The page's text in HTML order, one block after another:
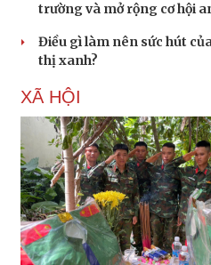
trường và mở rộng cơ hội
Điều gì làm nên sức hút
thị xanh?
XÃ HỘI